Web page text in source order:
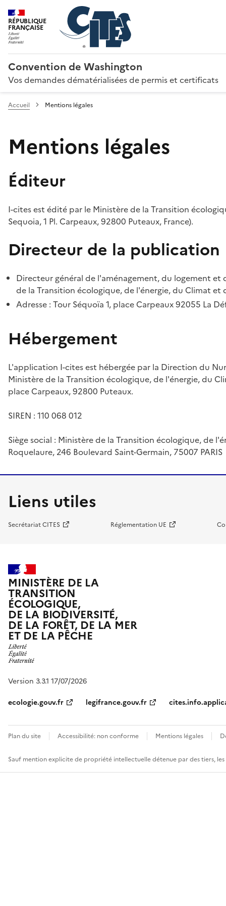
RÉPUBLIQUE
FRANÇAISE
Convention de Washington
Vos demandes dématérialisées de permis et certificats
Accueil Mentions légales
Mentions légales
Éditeur
I-cites est édité par le Ministère de la Transition
Sequoia, 1 Pl. Carpeaux, 92800 Puteaux, France).
Directeur de la publication
Directeur général de l'aménagement, du logement
de la Transition écologique, de l'énergie, du Climat et
Adresse : Tour Séquoïa 1, place Carpeaux 92055 La
Hébergement
L'application I-cites est hébergée par la Direction du
Ministère de la Transition écologique, de l'énergie, du
place Carpeaux, 92800 Puteaux.
SIREN : 110 068 012
Siège social : Ministère de la Transition écologique, de
Roquelaure, 246 Boulevard Saint-Germain, 75007 PARIS
Liens utiles
Secrétariat CITES Réglementation UE
MINISTÈRE DE LA
TRANSITION
ÉCOLOGIQUE,
DE LA BIODIVERSITÉ,
DE LA FORÊT, DE LA MER
ET DE LA PÊCHE
Version 3.3.1 17/07/2026
ecologie.gouv.fr
legifrance.gouv.fr
Plan du site Accessibilité: non conforme Mentions légales
Sauf mention explicite de propriété intellectuelle détenue par des tiers,